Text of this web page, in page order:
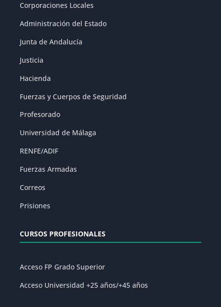
Corporaciones Locales
Administración del Estado
Junta de Andalucía
Justicia
Hacienda
Fuerzas y Cuerpos de Seguridad
Profesorado
Universidad de Málaga
RENFE/ADIF
Fuerzas Armadas
Correos
Prisiones
CURSOS PROFESIONALES
Acceso FP Grado Superior
Acceso Universidad +25 años/+45 años